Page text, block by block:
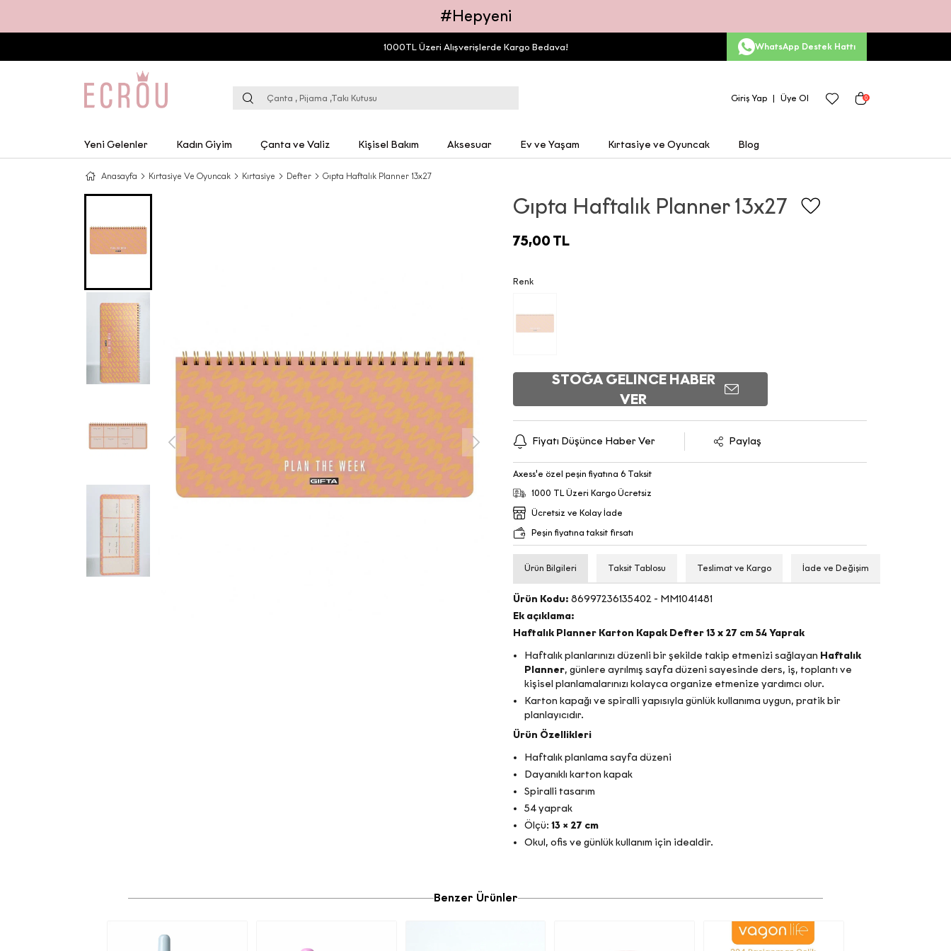
#Hepyeni
1000TL Üzeri Alışverişlerde Kargo Bedava! WhatsApp Destek Hattı
Giriş Yap Üye Ol 0
Yeni Gelenler Kadın Giyim Çanta ve Valiz Kişisel Bakım Aksesuar Ev ve Yaşam Kırtasiye ve Oyuncak Blog
Anasayfa Kırtasiye Ve Oyuncak Kırtasiye Defter Gıpta Haftalık Planner 13x27
Gıpta Haftalık Planner 13x27
75,00 TL
Renk
STOĞA GELINCE HABER
VER
Fiyatı Düşünce Haber Ver Paylaş
Axess'e özel peşin fiyatına 6 Taksit
1000 TL Üzeri Kargo Ücretsiz
Ücretsiz ve Kolay İade
Peşin fiyatına taksit fırsatı
Ürün Bilgileri Taksit Tablosu Teslimat ve Kargo İade ve Değişim
Ürün Kodu: 86997236135402 - MM1041481
Ek açıklama:
Haftalık Planner Karton Kapak Defter 13 x 27 cm 54 Yaprak
Haftalık planlarınızı düzenli bir şekilde takip etmenizi sağlayan Haftalık
Planner, günlere ayrılmış sayfa düzeni sayesinde ders, iş, toplantı ve
kişisel planlamalarınızı kolayca organize etmenize yardımcı olur.
Karton kapağı ve spiralli yapısıyla günlük kullanıma uygun, pratik bir
planlayıcıdır.
Ürün Özellikleri
Haftalık planlama sayfa düzeni
Dayanıklı karton kapak
Spiralli tasarım
54 yaprak
Ölçü: 13 × 27 cm
Okul, ofis ve günlük kullanım için idealdir.
Benzer Ürünler